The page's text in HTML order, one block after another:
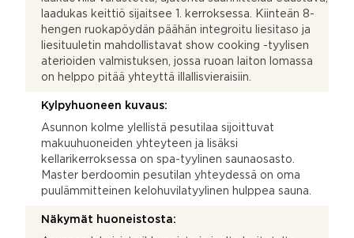
laadukas keittiö sijaitsee 1. kerroksessa. Kiinteän 8-
hengen ruokapöydän päähän integroitu liesitaso ja
liesituuletin mahdollistavat show cooking -tyylisen
aterioiden valmistuksen, jossa ruoan laiton lomassa
on helppo pitää yhteyttä illallisvieraisiin.
Kylpyhuoneen kuvaus:
Asunnon kolme ylellistä pesutilaa sijoittuvat
makuuhuoneiden yhteyteen ja lisäksi
kellarikerroksessa on spa-tyylinen saunaosasto.
Master berdoomin pesutilan yhteydessä on oma
puulämmitteinen kelohuvilatyylinen hulppea sauna.
Näkymät huoneistosta: